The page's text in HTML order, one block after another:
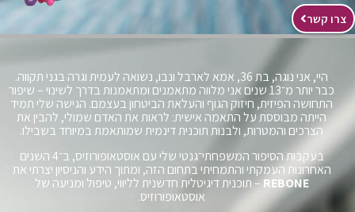
צרו קשר
היי, אני נוגה, בת 36, אמא לארבל ונבו, נשואה לעמית וגרה בגני תקווה.
כבר יותר מ־13 שנים אני מלווה מתאמנים ומתאמנות בדרך לשינוי – שיפור
התחושה הפיזית, חיזוק הגוף והעלאת הביטחון בעצמם. הגישה שלי תמיד
הייתה מבוססת על התאמה אישית: לראות את האדם שמולי, להבין את
הצרכים והמטרות, ולבנות תוכנית דינמית שמותאמת במיוחד בשבילו.
בעקבות הסיפור המשפחתי־גנטי שלי עם אוסטאופורוזיס, ב־4 השנים
האחרונות העמקתי והתמחיתי בתחום הזה, ומתוך הידע והניסיון יצרתי את
REBONE– תוכנית דיגיטלית חדשנית לליווי, טיפול ומניעה של
אוסטאופורוזיס.